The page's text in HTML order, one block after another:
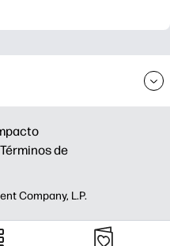
Términos de
Company, L.P.